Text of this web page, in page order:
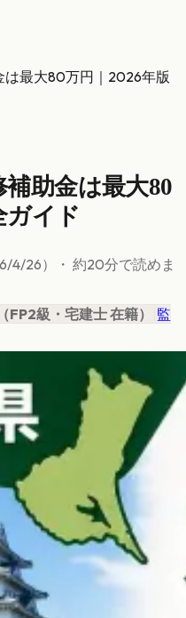
は最大80万円｜2026年版
補助金は最大80
ガイド
4/26） ・ 約20分で読めま
（FP2級・宅建士 在籍）
監